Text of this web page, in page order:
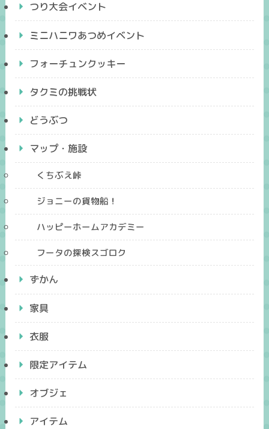
つり大会イベント
ミニハニワあつめイベント
フォーチュンクッキー
タクミの挑戦状
どうぶつ
マップ・施設
くちぶえ峠
ジョニーの貨物船！
ハッピーホームアカデミー
フータの探検スゴロク
ずかん
家具
衣服
限定アイテム
オブジェ
アイテム